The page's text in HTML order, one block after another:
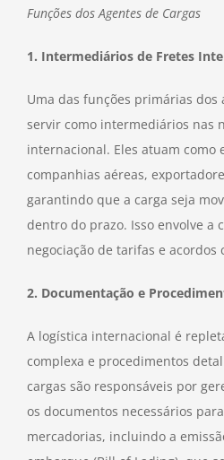
Funções dos Agentes de Cargas
1. Intermediários de Fretes
Uma das funções primárias dos
servir como intermediários nas
internacional. Eles atuam como
companhias aéreas,
garantindo que a carga seja
dentro do prazo. Isso envolve a
negociação de tarifas e acordos
2. Documentação e
A logística internacional é
complexa e procedimentos
cargas são responsáveis por
os documentos necessários
mercadorias, incluindo a